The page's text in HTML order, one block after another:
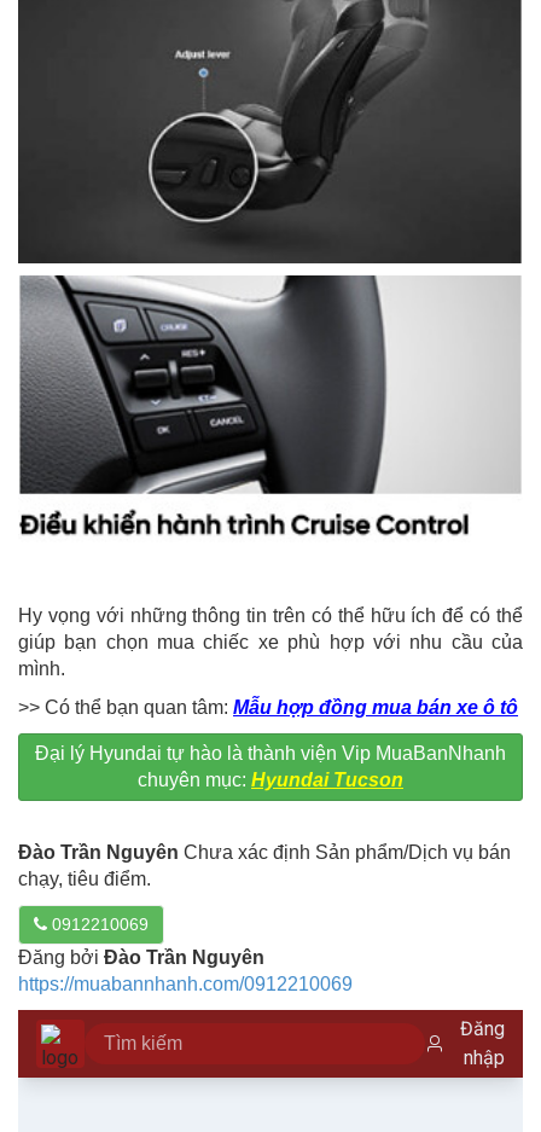
Hy vọng với những thông tin trên có thể hữu ích để có thể
giúp bạn chọn mua chiếc xe phù hợp với nhu cầu của
mình.
>> Có thể bạn quan tâm: Mẫu hợp đồng mua bán xe ô tô
Đại lý Hyundai tự hào là thành viện Vip MuaBanNhanh
chuyên mục: Hyundai Tucson
Đào Trần Nguyên Chưa xác định Sản phẩm/Dịch vụ bán
chạy, tiêu điểm.
0912210069
Đăng bởi Đào Trần Nguyên
https://muabannhanh.com/0912210069